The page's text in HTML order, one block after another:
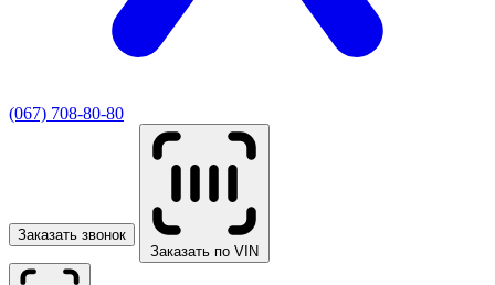
(067) 708-80-80
Заказать звонок
Заказать по VIN